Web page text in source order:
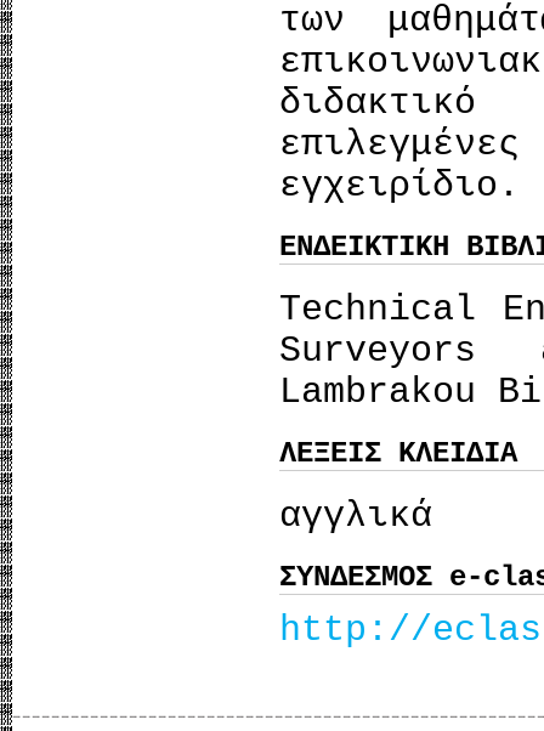
των
εγχειρίδιο.
ΕΝΔΕΙΚΤΙΚΗ
Τechnical
Lambrakou
ΛΕΞΕΙΣ ΚΛΕΙΔΙΑ
αγγλικά
ΣΥΝΔΕΣΜΟΣ e-
http://